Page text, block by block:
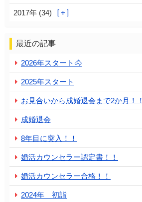
2017年 (34)
最近の記事
2026年スタート🐴
2025年スタート
お見合いから成婚退会まで2か月！！
成婚退会
8年目に突入！！
婚活カウンセラー認定書！！
婚活カウンセラー合格！！
2024年 初詣